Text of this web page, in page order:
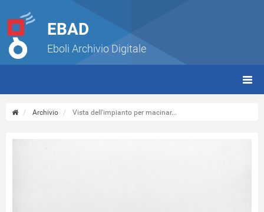
EBAD
Eboli Archivio Digitale
Archivio Vista dell'impianto per macinar...